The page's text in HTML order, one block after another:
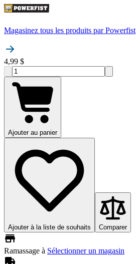
Magasinez tous les produits par Powerfist
4,99 $
Ajouter au panier
Ajouter à la liste de souhaits Comparer
Ramassage à Sélectionner un magasin